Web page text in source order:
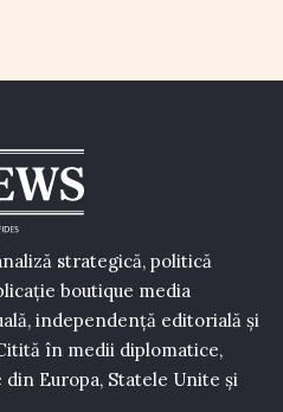
strategică, politică
boutique media
independență editorială și
în medii diplomatice,
Europa, Statele Unite și